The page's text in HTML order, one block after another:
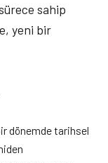
sahip
yeni bir
dönemde tarihsel